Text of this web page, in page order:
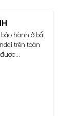
hành ở bất
trên toàn